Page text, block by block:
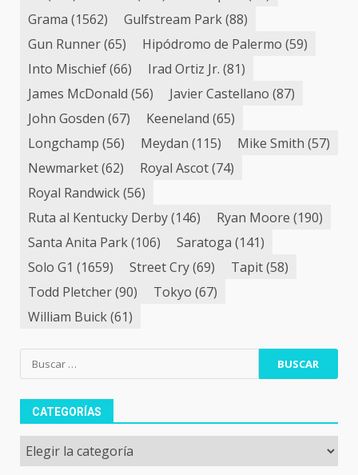
Grama (1562) Gulfstream Park(88)
Gun Runner(65) Hipódromo de Palermo (59)
Into Mischief(66) Irad Ortiz Jr. (81)
James McDonald (56) Javier Castellano (87)
John Gosden (67) Keeneland (65)
Longchamp (56) Meydan (115) Mike Smith (57)
Newmarket(62) Royal Ascot(74)
Royal Randwick(56)
Ruta al Kentucky Derby(146) Ryan Moore (190)
Santa Anita Park(106) Saratoga (141)
Solo G1 (1659) Street Cry(69) Tapit(58)
Todd Pletcher(90) Tokyo (67)
William Buick(61)
Buscar:
CATEGORÍAS
Categorías